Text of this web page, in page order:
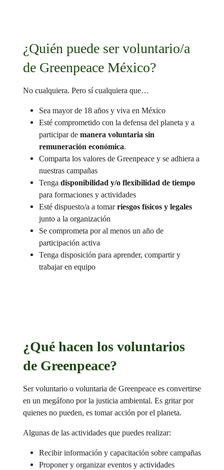
¿Quién puede ser voluntario/a
de Greenpeace México?
No cualquiera. Pero sí cualquiera que…
Sea mayor de 18 años y viva en México
Esté comprometido con la defensa del planeta y a
participar de manera voluntaria sin
remuneración económica.
Comparta los valores de Greenpeace y se adhiera a
nuestras campañas
Tenga disponibilidad y/o flexibilidad de tiempo
para formaciones y actividades
Esté dispuesto/a a tomarriesgos físicos y legales
junto a la organización
Se comprometa por al menos un año de
participación activa
Tenga disposición para aprender, compartir y
trabajar en equipo
¿Qué hacen los voluntarios
de Greenpeace?
Ser voluntario o voluntaria de Greenpeace es convertirse
en un megáfono por la justicia ambiental. Es gritar por
quienes no pueden, es tomar acción por el planeta.
Algunas de las actividades que puedes realizar:
Recibir información y capacitación sobre campañas
Proponer y organizar eventos y actividades